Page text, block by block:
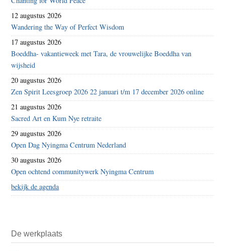
12 augustus 2026
Wandering the Way of Perfect Wisdom
17 augustus 2026
Boeddha- vakantieweek met Tara, de vrouwelijke Boeddha van
wijsheid
20 augustus 2026
Zen Spirit Leesgroep 2026 22 januari t/m 17 december 2026 online
21 augustus 2026
Sacred Art en Kum Nye retraite
29 augustus 2026
Open Dag Nyingma Centrum Nederland
30 augustus 2026
Open ochtend communitywerk Nyingma Centrum
bekijk de agenda
De werkplaats